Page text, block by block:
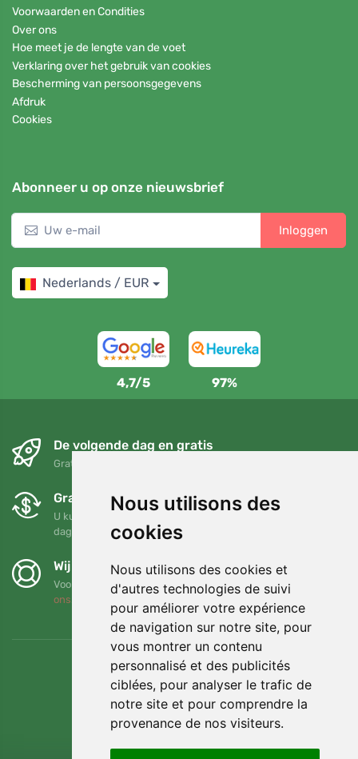
Nous utilisons des
cookies
Nous utilisons des cookies et
d'autres technologies de suivi
pour améliorer votre expérience
de navigation sur notre site, pour
vous montrer un contenu
personnalisé et des publicités
ciblées, pour analyser le trafic de
notre site et pour comprendre la
provenance de nos visiteurs.
Voorwaarden en Condities
Over ons
Hoe meet je de lengte van de voet
Verklaring over het gebruik van cookies
Bescherming van persoonsgegevens
Afdruk
Cookies
Abonneer u op onze nieuwsbrief
Inloggen
Nederlands / EUR
4,7/5 97%
De volgende dag en gratis
Gratis verzending voor bestellingen boven 95 EUR
Gratis ruilen en retourneren
U kunt uw bestelling op elk gewenst moment binnen 90
dagen retourneren of ruilen
Wij steunen Trees.org
Voor elke bestelling planten we een boom! Lees meer
ons